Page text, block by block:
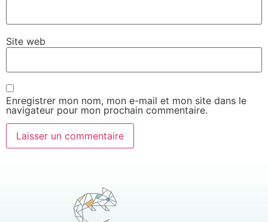
Site web
Enregistrer mon nom, mon e-mail et mon site dans le
navigateur pour mon prochain commentaire.